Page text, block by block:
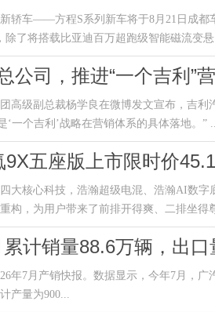
轿车——方程S系列新车将于8月21日成都
除了将搭载比亚迪百万超跑级智能磁流变
公司，推进“一个吉利”
高级副总裁杨学良在微博发文宣布，吉
‘一个吉利’战略在营销体系的具体落地。”
五座版上市限时价
大核心科技，浩瀚超级电混、浩瀚AI数
构，为用户带来了前排开得爽、二排坐得
计销量88.6万辆，出
年7月产销快报。数据显示，今年7月，
产量为900...